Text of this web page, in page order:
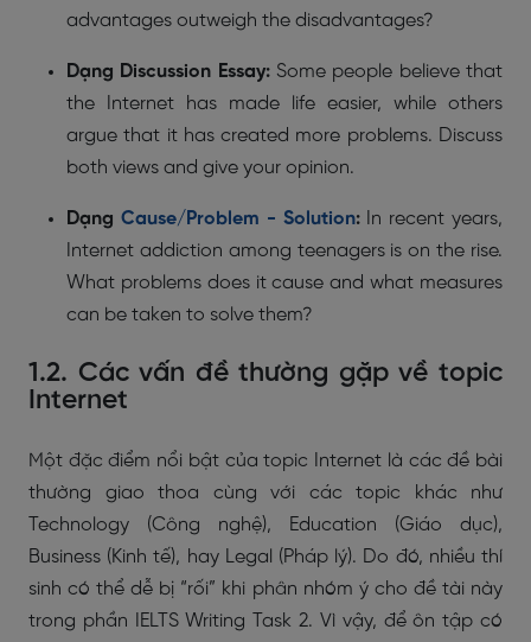
advantages outweigh the disadvantages?
Dạng Discussion Essay:Some people believe that
the Internet has made life easier, while others
argue that it has created more problems. Discuss
both views and give your opinion.
Dạng Cause/Problem - Solution:In recent years,
Internet addiction among teenagers is on the rise.
What problems does it cause and what measures
can be taken to solve them?
1.2. Các vấn đề thường gặp về topic
Internet
Một đặc điểm nổi bật của topic Internet là các đề bài
thường giao thoa cùng với các topic khác như
Technology (Công nghệ), Education (Giáo dục),
Business (Kinh tế), hay Legal (Pháp lý). Do đó, nhiều thí
sinh có thể dễ bị “rối” khi phân nhóm ý cho đề tài này
trong phần IELTS Writing Task 2. Vì vậy, để ôn tập có